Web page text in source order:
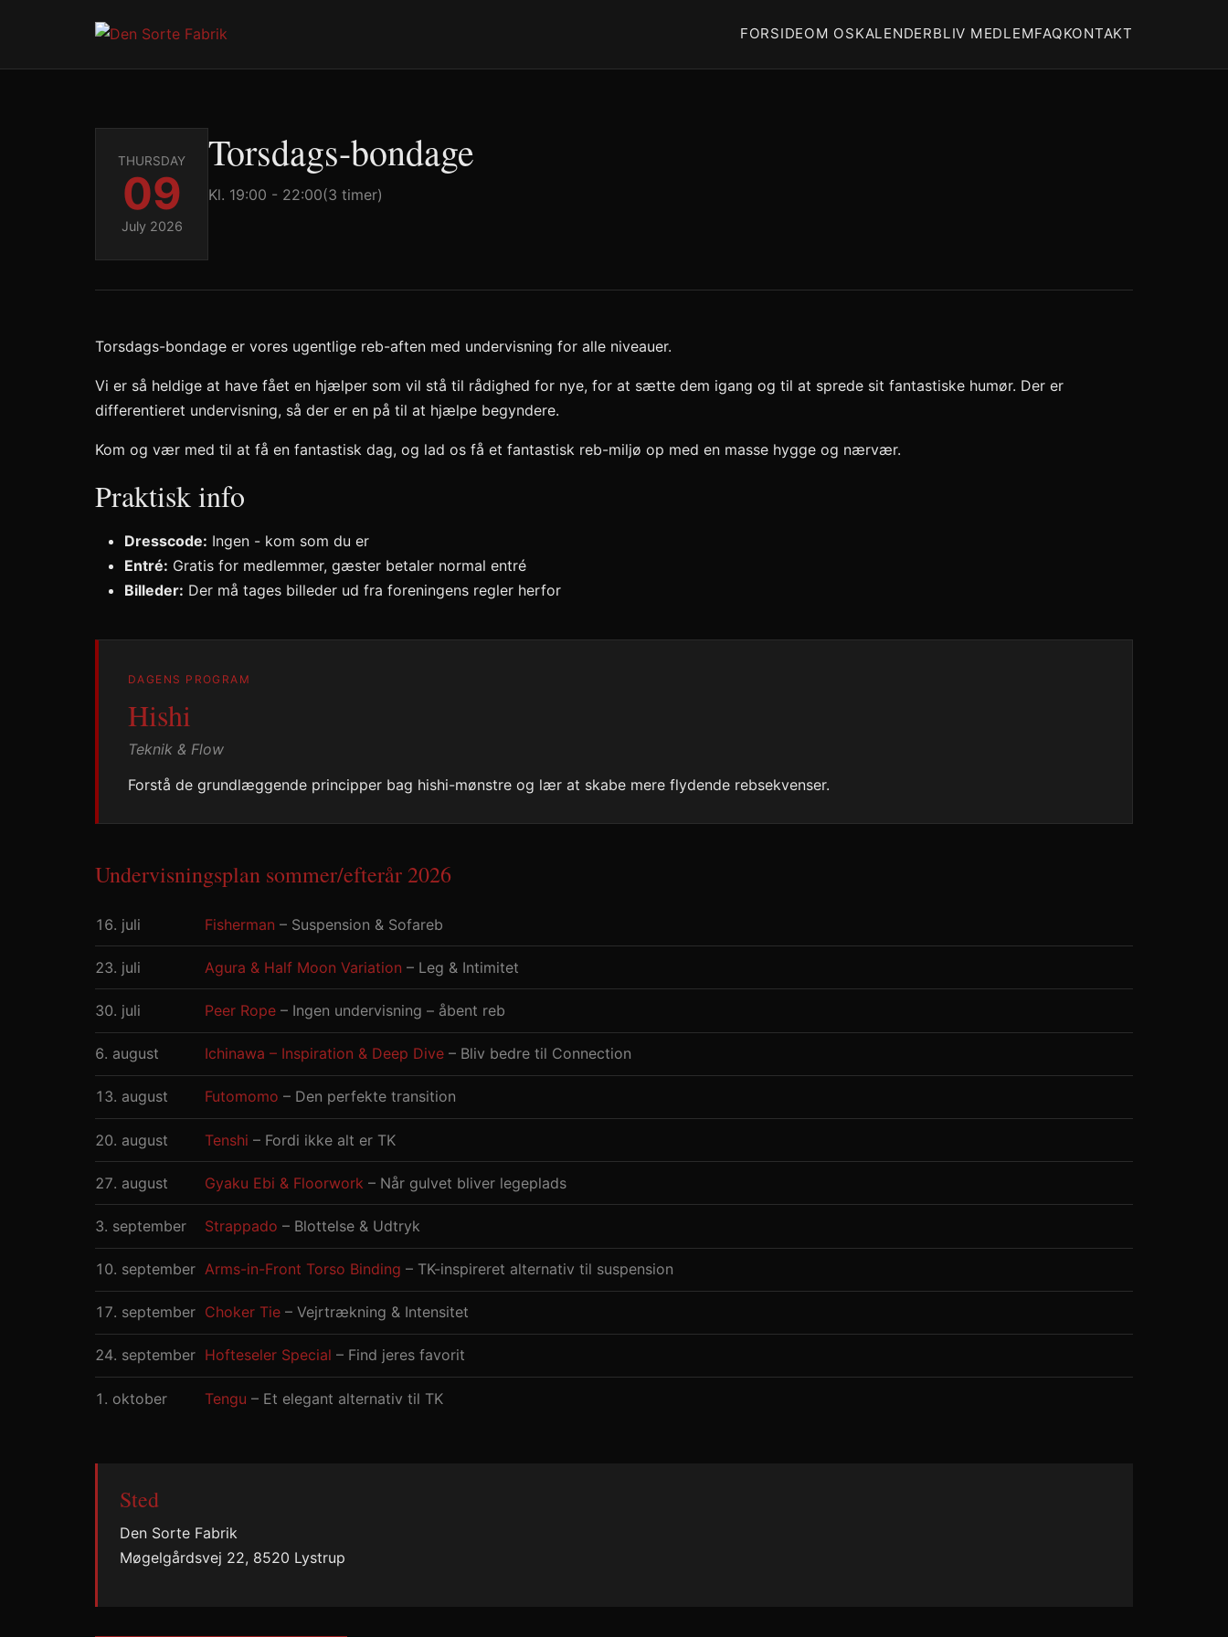
FORSIDEOM OSKALENDERBLIV MEDLEMFAQKONTAKT
THURSDAY
09
July 2026
Torsdags-bondage
Kl. 19:00 - 22:00(3 timer)
Torsdags-bondage er vores ugentlige reb-aften med undervisning for alle niveauer.
Vi er så heldige at have fået en hjælper som vil stå til rådighed for nye, for at sætte dem igang og til at sprede sit fantastiske humør. Der er
differentieret undervisning, så der er en på til at hjælpe begyndere.
Kom og vær med til at få en fantastisk dag, og lad os få et fantastisk reb-miljø op med en masse hygge og nærvær.
Praktisk info
Dresscode: Ingen - kom som du er
Entré: Gratis for medlemmer, gæster betaler normal entré
Billeder: Der må tages billeder ud fra foreningens regler herfor
DAGENS PROGRAM
Hishi
Teknik & Flow
Forstå de grundlæggende principper bag hishi-mønstre og lær at skabe mere flydende rebsekvenser.
Undervisningsplan sommer/efterår 2026
16. juli Fisherman – Suspension & Sofareb
23. juli Agura & Half Moon Variation – Leg & Intimitet
30. juli Peer Rope – Ingen undervisning – åbent reb
6. august Ichinawa – Inspiration & Deep Dive – Bliv bedre til Connection
13. august Futomomo – Den perfekte transition
20. august Tenshi – Fordi ikke alt er TK
27. august Gyaku Ebi & Floorwork – Når gulvet bliver legeplads
3. september Strappado – Blottelse & Udtryk
10. september Arms-in-Front Torso Binding – TK-inspireret alternativ til suspension
17. september Choker Tie – Vejrtrækning & Intensitet
24. september Hofteseler Special – Find jeres favorit
1. oktober Tengu – Et elegant alternativ til TK
Sted
Den Sorte Fabrik
Møgelgårdsvej 22, 8520 Lystrup